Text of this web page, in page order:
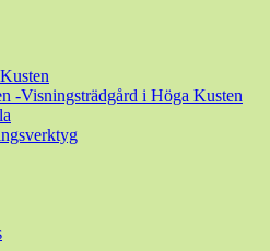
-Visningsträdgård i Höga Kusten